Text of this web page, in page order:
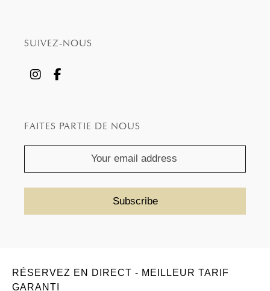
SUIVEZ-NOUS
FAITES PARTIE DE NOUS
RÉSERVEZ EN DIRECT - MEILLEUR TARIF
GARANTI